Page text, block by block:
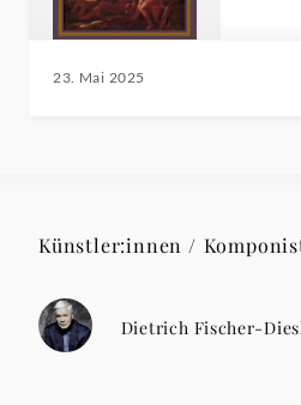
23. Mai 2025
Künstler:innen /
Dietrich Fischer-